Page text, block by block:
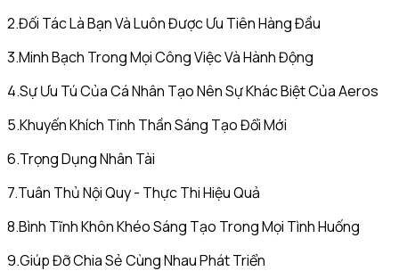
2.Đối Tác Là Bạn Và Luôn Được Ưu Tiên Hàng Đầu
3.Minh Bạch Trong Mọi Công Việc Và Hành Động
4.Sự Ưu Tú Của Cá Nhân Tạo Nên Sự Khác Biệt Của Aeros
5.Khuyến Khích Tinh Thần Sáng Tạo Đổi Mới
6.Trọng Dụng Nhân Tài
7.Tuân Thủ Nội Quy - Thực Thi Hiệu Quả
8.Bình Tĩnh Khôn Khéo Sáng Tạo Trong Mọi Tình Huống
9.Giúp Đỡ Chia Sẻ Cùng Nhau Phát Triển